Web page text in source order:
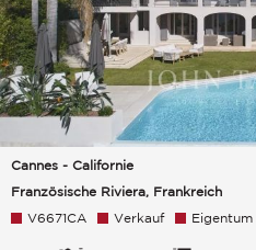
Cannes - Californie
Französische Riviera, Frankreich
V6671CA Verkauf Eigentum